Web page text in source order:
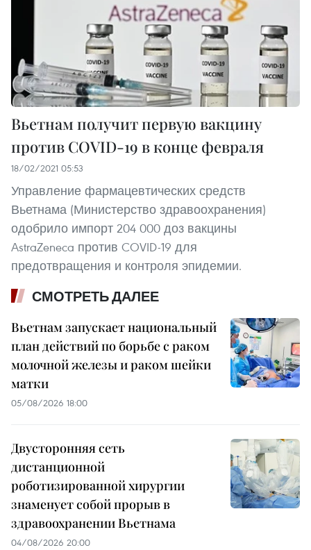
Вьетнам получит первую вакцину
против COVID-19 в конце февраля
18/02/2021 05:53
Управление фармацевтических средств
Вьетнама (Министерство здравоохранения)
одобрило импорт 204 000 доз вакцины
AstraZeneca против COVID-19 для
предотвращения и контроля эпидемии.
СМОТРЕТЬ ДАЛЕЕ
Вьетнам запускает национальный
план действий по борьбе с раком
молочной железы и раком шейки
матки
05/08/2026 18:00
Двусторонняя сеть
дистанционной
роботизированной хирургии
знаменует собой прорыв в
здравоохранении Вьетнама
04/08/2026 20:00